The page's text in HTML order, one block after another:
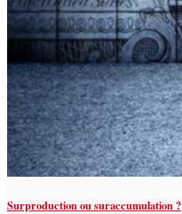
Surproduction ou suraccumulation ?